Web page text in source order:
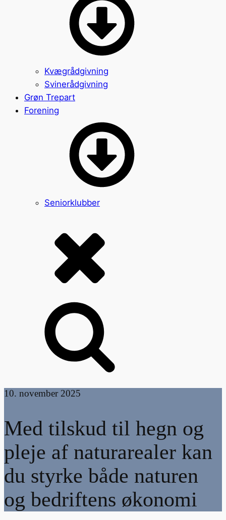
Kvægrådgivning
Svinerådgivning
Grøn Trepart
Forening
Seniorklubber
10. november 2025
Med tilskud til hegn og
pleje af naturarealer kan
du styrke både naturen
og bedriftens økonomi